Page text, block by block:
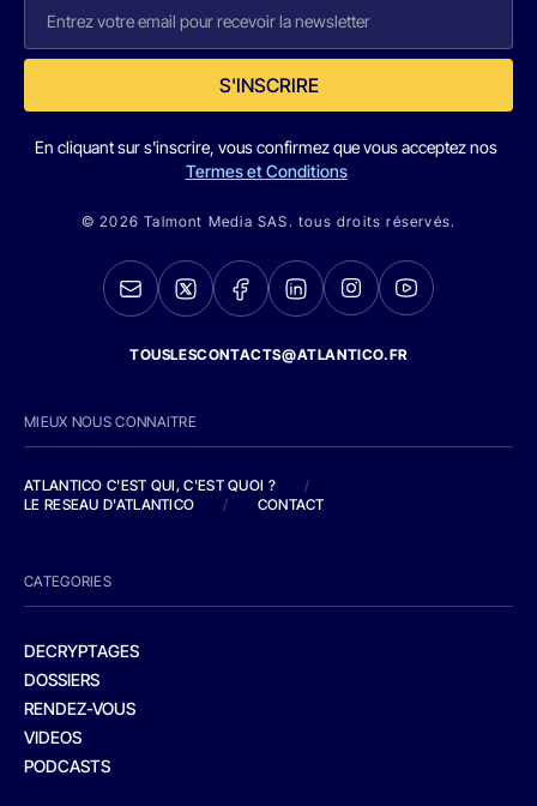
S'INSCRIRE
En cliquant sur s'inscrire, vous confirmez que vous acceptez nos
Termes et Conditions
© 2026 Talmont Media SAS. tous droits réservés.
TOUSLESCONTACTS@ATLANTICO.FR
MIEUX NOUS CONNAITRE
ATLANTICO C'EST QUI, C'EST QUOI ?
/
LE RESEAU D'ATLANTICO
/ CONTACT
CATEGORIES
DECRYPTAGES
DOSSIERS
RENDEZ-VOUS
VIDEOS
PODCASTS